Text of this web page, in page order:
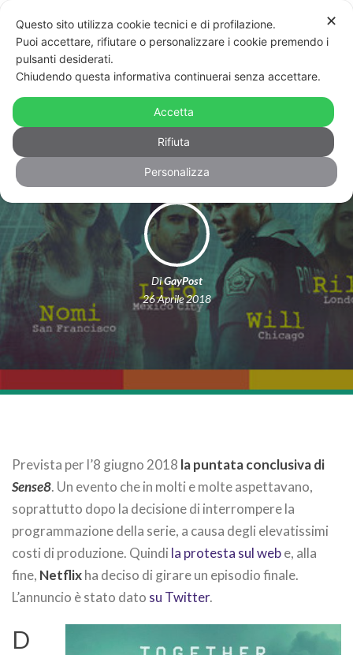
Sense8, in arrivo l’8 giugno la puntata
conclusiva della serie
DiGayPost
26 Aprile 2018
Prevista per l’8 giugno 2018 la puntata conclusiva di
Sense8. Un evento che in molti e molte aspettavano,
soprattutto dopo la decisione di interrompere la
programmazione della serie, a causa degli elevatissimi
costi di produzione. Quindi la protesta sul webe, alla
fine, Netflixha deciso di girare un episodio finale.
L’annuncio è stato dato su Twitter.
D
✕
Questo sito utilizza cookie tecnici e di profilazione.
Puoi accettare, rifiutare o personalizzare i cookie premendo i
pulsanti desiderati.
Chiudendo questa informativa continuerai senza accettare.
Accetta
Rifiuta
Personalizza